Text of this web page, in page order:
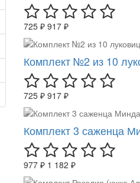
725 ₽ 917 ₽
Комплект №2 из 10
725 ₽ 917 ₽
Комплект 3 саженца
977 ₽ 1 182 ₽